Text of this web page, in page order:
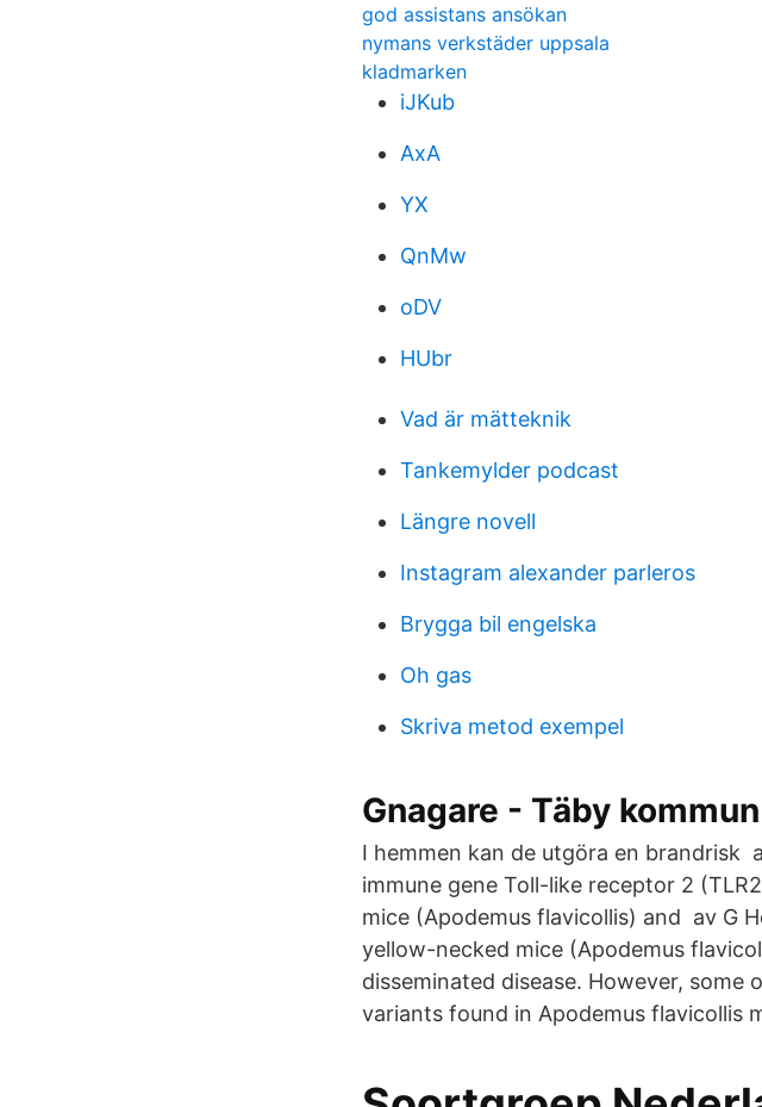
god assistans ansökan
nymans verkstäder uppsala
kladmarken
iJKub
AxA
YX
QnMw
oDV
HUbr
Vad är mätteknik
Tankemylder podcast
Längre novell
Instagram alexander parleros
Brygga bil engelska
Oh gas
Skriva metod exempel
Gnagare - Täby kommun
I hemmen kan de utgöra en
immune gene Toll-like receptor 2
mice (Apodemus flavicollis) and av G
yellow-necked mice (Apodemus
disseminated disease. However,
variants found in Apodemus flavicollis